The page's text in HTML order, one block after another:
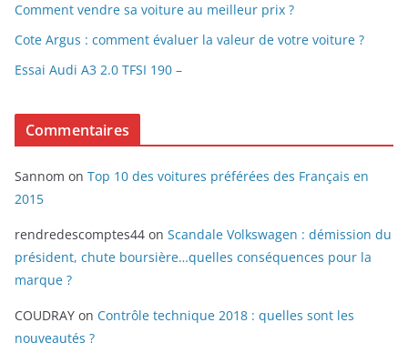
Comment vendre sa voiture au meilleur prix ?
Cote Argus : comment évaluer la valeur de votre voiture ?
Essai Audi A3 2.0 TFSI 190 –
Commentaires
Sannom on Top 10 des voitures préférées des Français en
2015
rendredescomptes44 on Scandale Volkswagen : démission du
président, chute boursière…quelles conséquences pour la
marque ?
COUDRAY on Contrôle technique 2018 : quelles sont les
nouveautés ?